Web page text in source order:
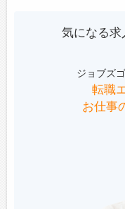
気になる求
ジョブズ
転職
お仕事